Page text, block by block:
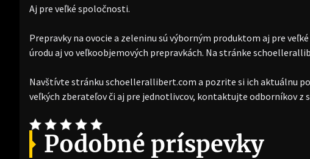
Aj pre veľké spoločnosti.
Prepravky na ovocie a zeleninu sú výborným produktom aj pre
úrodu aj vo veľkoobjemových prepravkách. Na stránke
Navštívte stránku schoellerallibert.com a pozrite si ich aktuálnu
veľkých zberateľov či aj pre jednotlivcov, kontaktujte odborníkov z
Podobné príspevky